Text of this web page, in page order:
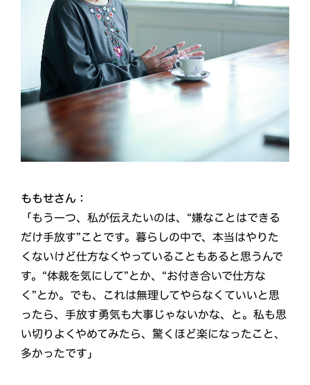
ももせさん：
「もう一つ、私が伝えたいのは、“嫌なことはできる
だけ手放す”ことです。暮らしの中で、本当はやりた
くないけど仕方なくやっていることもあると思うんで
す。“体裁を気にして”とか、“お付き合いで仕方な
く”とか。でも、これは無理してやらなくていいと思
ったら、手放す勇気も大事じゃないかな、と。私も思
い切りよくやめてみたら、驚くほど楽になったこと、
多かったです」